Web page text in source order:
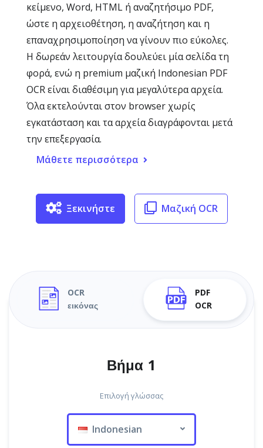
κείμενο, Word, HTML ή αναζητήσιμο PDF,
ώστε η αρχειοθέτηση, η αναζήτηση και η
επαναχρησιμοποίηση να γίνουν πιο εύκολες.
Η δωρεάν λειτουργία δουλεύει μία σελίδα τη
φορά, ενώ η premium μαζική Indonesian PDF
OCR είναι διαθέσιμη για μεγαλύτερα αρχεία.
Όλα εκτελούνται στον browser χωρίς
εγκατάσταση και τα αρχεία διαγράφονται μετά
την επεξεργασία.
Μάθετε περισσότερα
Ξεκινήστε Μαζική OCR
OCR
εικόνας
PDF
OCR
Βήμα 1
Επιλογή γλώσσας
Indonesian